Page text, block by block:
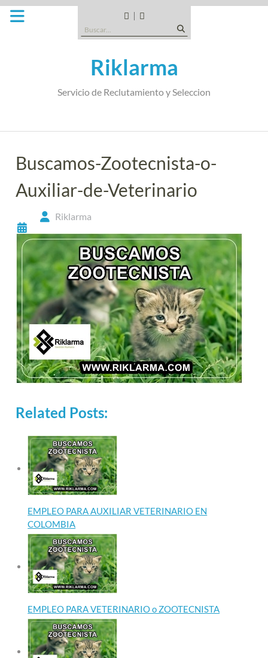
Saltar
CANDIDATOS
TIPO
EMPRESA
SOMOS
Buscar:
Riklarma
Servicio de Reclutamiento y Seleccion
Buscamos-Zootecnista-o-
Auxiliar-de-Veterinario
Riklarma
Related Posts:
EMPLEO PARA AUXILIAR VETERINARIO EN
COLOMBIA
EMPLEO PARA VETERINARIO o ZOOTECNISTA